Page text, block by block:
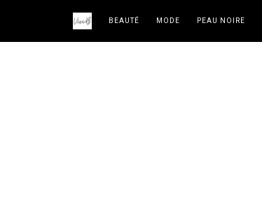
BEAUTÉ MODE PEAU NOIRE